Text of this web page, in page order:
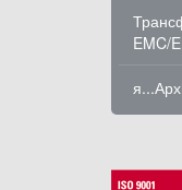
EMC/